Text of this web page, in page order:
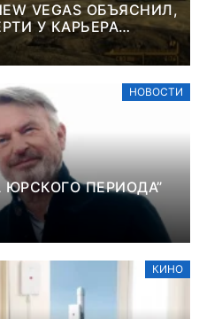
VEGAS ОБЪЯСНИЛ,
У КАРЬЕРА
ГОЛОВУ
НОВОСТИ
ЮРСКОГО ПЕРИОДА”
КИНО